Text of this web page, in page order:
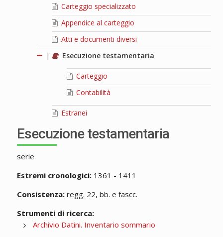
Carteggio specializzato
Appendice al carteggio
Atti e documenti diversi
|
Esecuzione testamentaria
Carteggio
Contabilità
Estranei
Esecuzione testamentaria
serie
Estremi cronologici:1361 - 1411
Consistenza:regg. 22, bb. e fascc.
Strumenti di ricerca:
Archivio Datini. Inventario sommario